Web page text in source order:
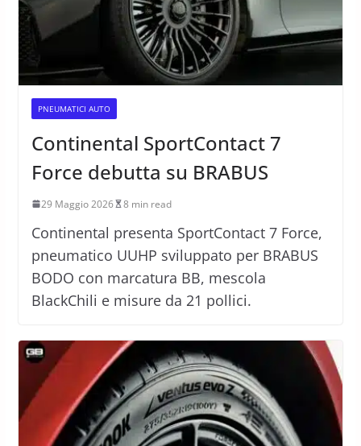
PNEUMATICI AUTO
Continental SportContact 7
Force debutta su BRABUS
29 Maggio 2026 8 min read
Continental presenta SportContact 7 Force,
pneumatico UUHP sviluppato per BRABUS
BODO con marcatura BB, mescola
BlackChili e misure da 21 pollici.